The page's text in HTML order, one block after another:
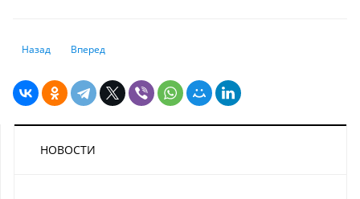
Предыдущий: Зарплаты казахстанских учителей станут больше
Назад Следующий: В индустриальной зоне Алматы запустят
Вперед
НОВОСТИ